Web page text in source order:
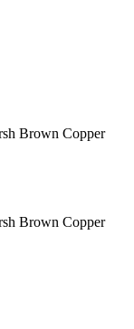
Brown Copper
Brown Copper